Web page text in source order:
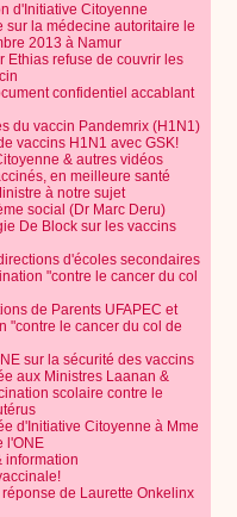
d'Initiative Citoyenne
sur la médecine autoritaire le
2013 à Namur
Ethias refuse de couvrir les
confidentiel accablant
du vaccin Pandemrix (H1N1)
vaccins H1N1 avec GSK!
& autres vidéos
en meilleure santé
à notre sujet
social (Dr Marc Deru)
De Block sur les vaccins
d'écoles secondaires
"contre le cancer du col
de Parents UFAPEC et
"contre le cancer du col de
sur la sécurité des vaccins
aux Ministres Laanan &
scolaire contre le
d'Initiative Citoyenne à Mme
l'ONE
information
de Laurette Onkelinx